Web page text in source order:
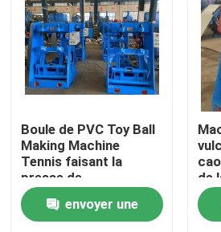
Maison
Produits
Vidéos
Boule de PVC Toy Ball
Making Machine
Tennis faisant la
presse de
vulcanisation de
machineenvoyer une
de
de